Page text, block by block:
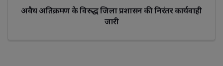
अवैध अतिक्रमण के विरुद्ध जिला प्रशासन की निरंतर कार्यवाही
जारी